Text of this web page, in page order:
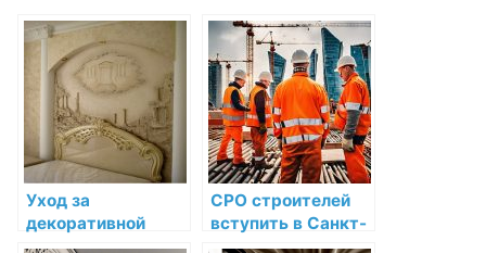
Уход за
декоративной
лепниной во время
СРО строителей
вступить в Санкт-
Петербурге —